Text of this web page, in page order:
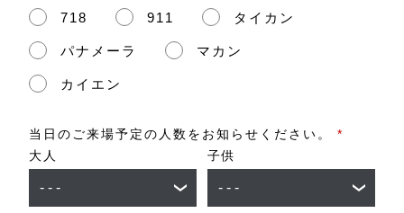
718 911 タイカン
パナメーラ マカン
カイエン
当日のご来場予定の人数をお知らせください。 *
大人
子供